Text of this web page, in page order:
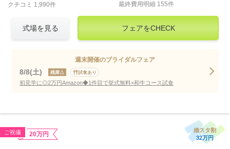
クチコミ 1,990件
最終費用明細 155件
式場を見る フェアをCHECK
週末開催のブライダルフェア
8/8(土) 残席△ 試食あり
初見学に◎2万円Amazon◆1件目で挙式無料×和牛コース試食
ご祝儀 20万円
婚スタ割
32万円